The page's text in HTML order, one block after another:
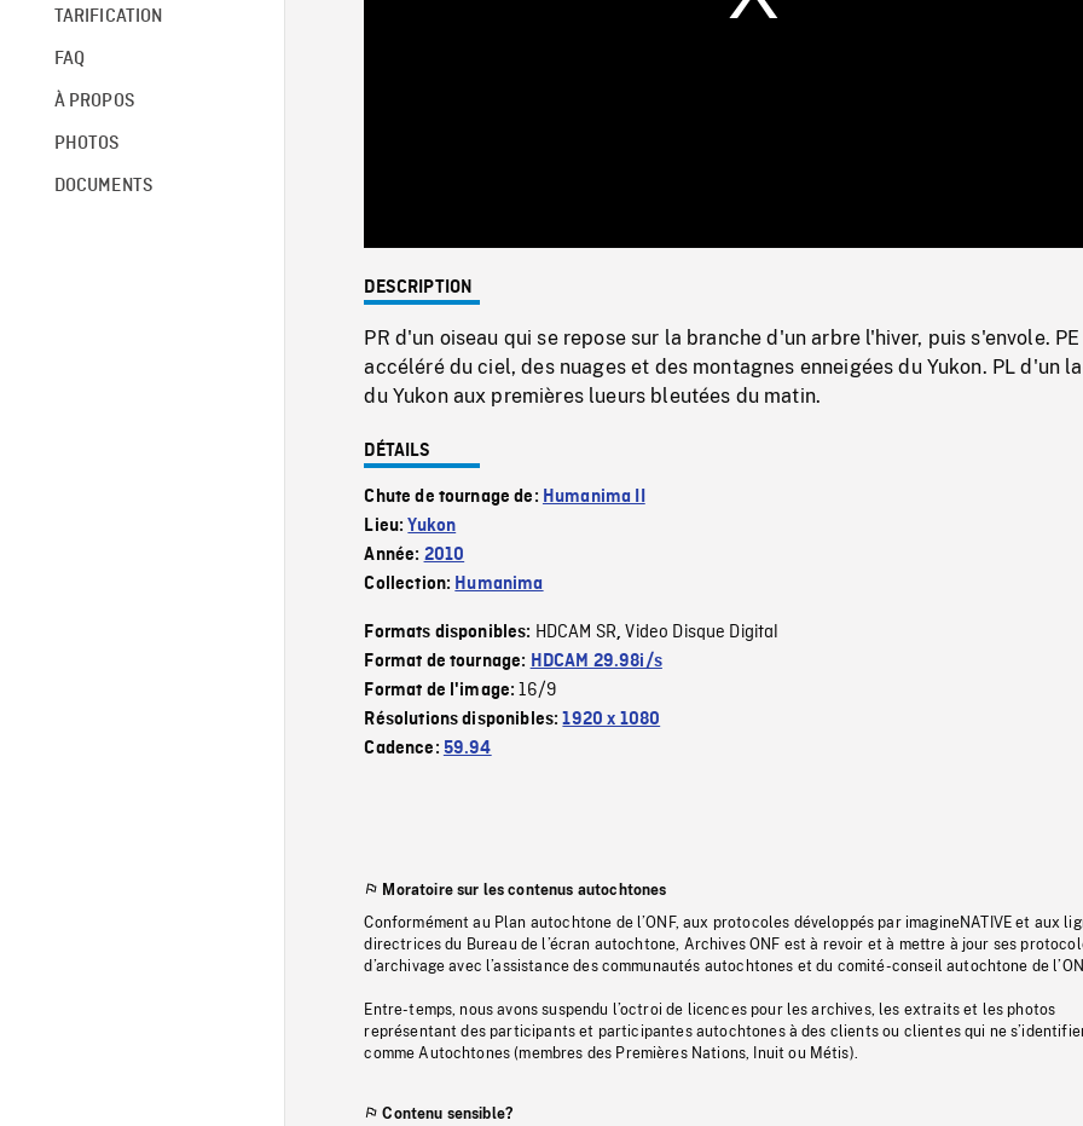
TARIFICATION
FAQ
À PROPOS
PHOTOS
DOCUMENTS
0%
DESCRIPTION
PR d'un oiseau qui se repose sur la branche d'un arbre l'hiver, puis s'envole.
accéléré du ciel, des nuages et des montagnes enneigées du Yukon. PL d'un
du Yukon aux premières lueurs bleutées du matin.
DÉTAILS
Chute de tournage de: Humanima II
Lieu:Yukon
Année: 2010
Collection: Humanima
Formats disponibles: HDCAM SR,Video Disque Digital
Format de tournage: HDCAM 29.98i/s
Format de l'image:16/9
Résolutions disponibles:1920 x 1080
Cadence: 59.94
Moratoire sur les contenus autochtones
Conformément au Plan autochtone de l’ONF, aux protocoles développés par imagineNATIVE et aux
directrices du Bureau de l’écran autochtone, Archives ONF est à revoir et à mettre à jour ses
d’archivage avec l’assistance des communautés autochtones et du comité-conseil autochtone de
Entre-temps, nous avons suspendu l’octroi de licences pour les archives, les extraits et les photos
représentant des participants et participantes autochtones à des clients ou clientes qui ne
comme Autochtones (membres des Premières Nations, Inuit ou Métis).
Contenu sensible?